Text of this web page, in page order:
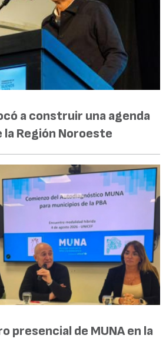
a construir una agenda
Región Noroeste
presencial de MUNA en la